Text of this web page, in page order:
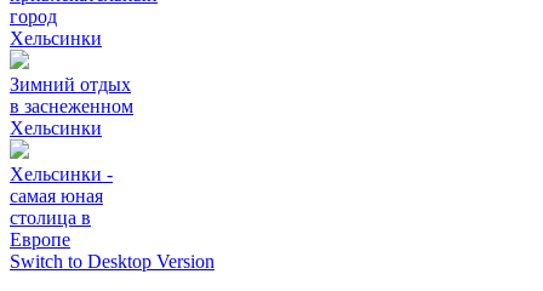
город
Хельсинки
Зимний отдых
в заснеженном
Хельсинки
Хельсинки -
самая юная
столица в
Европе
Switch to Desktop Version